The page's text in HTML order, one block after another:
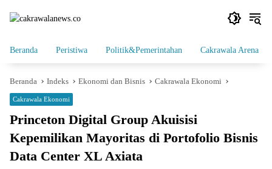
Beranda Peristiwa Politik&Pemerintahan Cakrawala Arena
Beranda Indeks Ekonomi dan Bisnis Cakrawala Ekonomi
Cakrawala Ekonomi
Princeton Digital Group Akuisisi
Kepemilikan Mayoritas di Portofolio Bisnis
Data Center XL Axiata